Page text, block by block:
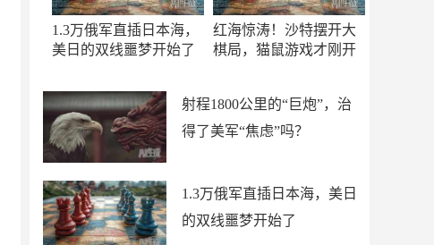
1.3万俄军直插日本海，
美日的双线噩梦开始了
红海惊涛！沙特摆开大
棋局，猫鼠游戏才刚开
射程1800公里的“巨炮”，治
得了美军“焦虑”吗？
1.3万俄军直插日本海，美日
的双线噩梦开始了